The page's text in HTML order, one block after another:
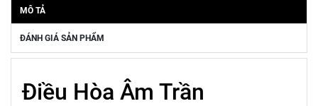
MÔ TẢ
ĐÁNH GIÁ SẢN PHẨM
Điều Hòa Âm Trần